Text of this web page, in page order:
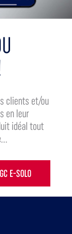
clients et/ou
en leur
idéal tout
E-SOLO